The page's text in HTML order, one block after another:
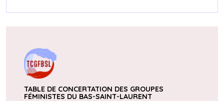
TABLE DE CONCERTATION DES GROUPES
FÉMINISTES DU BAS-SAINT-LAURENT